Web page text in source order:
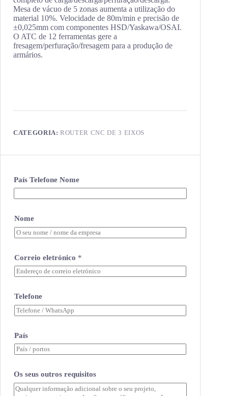
Mesa de vácuo de 5 zonas aumenta a utilização do
material 10%. Velocidade de 80m/min e precisão de
±0,025mm com componentes HSD/Yaskawa/OSAI.
O ATC de 12 ferramentas gere a
fresagem/perfuração/fresagem para a produção de
armários.
CATEGORIA:ROUTER CNC DE 3 EIXOS
País Telefone Nome
Nome
Correio eletrónico *
Telefone
País
Os seus outros requisitos